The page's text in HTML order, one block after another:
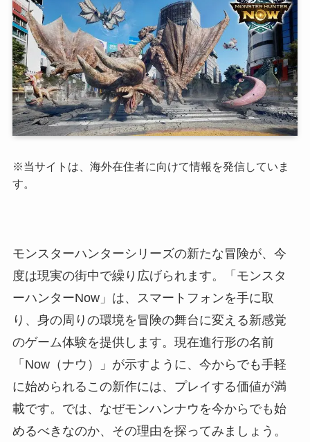
※当サイトは、海外在住者に向けて情報を発信していま
す。
モンスターハンターシリーズの新たな冒険が、今
度は現実の街中で繰り広げられます。「モンスタ
ーハンターNow」は、スマートフォンを手に取
り、身の周りの環境を冒険の舞台に変える新感覚
のゲーム体験を提供します。現在進行形の名前
「Now（ナウ）」が示すように、今からでも手軽
に始められるこの新作には、プレイする価値が満
載です。では、なぜモンハンナウを今からでも始
めるべきなのか、その理由を探ってみましょう。